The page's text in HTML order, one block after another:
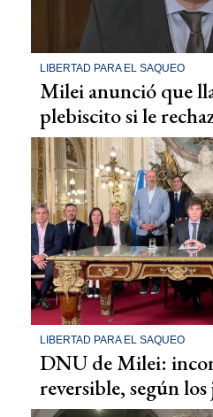
LIBERTAD PARA EL SAQUEO
Milei anunció que
plebiscito si le
LIBERTAD PARA EL SAQUEO
DNU de Milei:
reversible, según